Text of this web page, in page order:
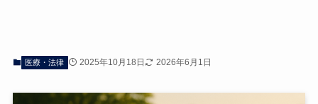
医療・法律 2025年10月18日 2026年6月1日